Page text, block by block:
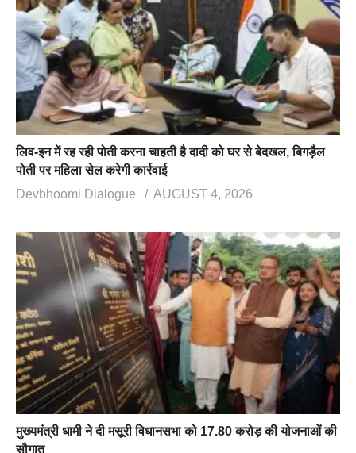
लिव-इन में रह रही पोती करना चाहती है दादी को घर से बेदखल, बिगड़ैल
पोती पर महिला सेल करेगी कार्रवाई
Devbhoomi Dialogue
AUGUST 4, 2026
मुख्यमंत्री धामी ने दी मसूरी विधानसभा को 17.80 करोड़ की योजनाओं की
सौगात